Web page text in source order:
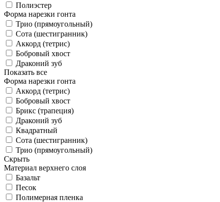
Полиэстер
Форма нарезки гонта
Трио (прямоугольный)
Сота (шестигранник)
Аккорд (тетрис)
Бобровый хвост
Драконий зуб
Показать все
Форма нарезки гонта
Аккорд (тетрис)
Бобровый хвост
Брикс (трапеция)
Драконий зуб
Квадратный
Сота (шестигранник)
Трио (прямоугольный)
Скрыть
Материал верхнего слоя
Базальт
Песок
Полимерная пленка